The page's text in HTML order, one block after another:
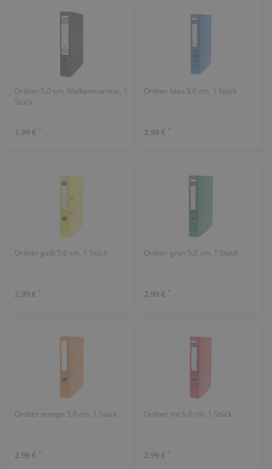
Ordner 5,0 cm, Wolkenmarmor, 1
Stück
1,99 € *
Ordner blau 5,0 cm, 1 Stück
2,99 € *
Ordner gelb 5,0 cm, 1 Stück
2,99 € *
Ordner grün 5,0 cm, 1 Stück
2,99 € *
Ordner orange 5,0 cm, 1 Stück
2,99 € *
Ordner rot 5,0 cm, 1 Stück
2,99 € *